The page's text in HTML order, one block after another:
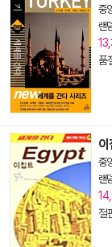
중
랜
품
중
랜
절